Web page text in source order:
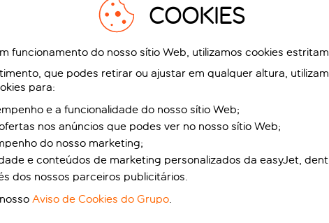
COOKIES
funcionamento do nosso sítio Web, utilizamos cookies
que podes retirar ou ajustar em qualquer altura,
para:
e a funcionalidade do nosso sítio Web;
nos anúncios que podes ver no nosso sítio Web;
do nosso marketing;
e conteúdos de marketing personalizados da easyJet,
dos nossos parceiros publicitários.
Aviso de Cookies do Grupo.